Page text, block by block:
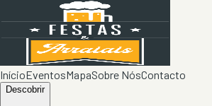
InícioEventosMapaSobre NósContacto
Descobrir